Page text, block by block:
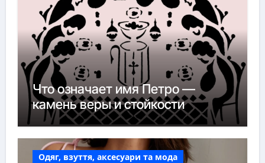
Что означает имя Петро —
камень веры и стойкости
Одяг, взуття, аксесуари та мода